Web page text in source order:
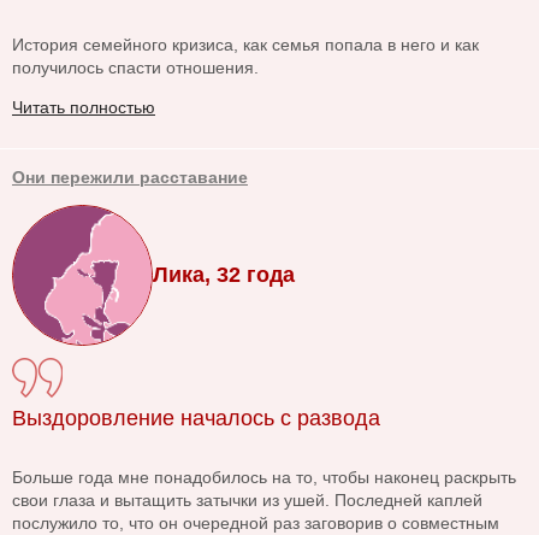
История семейного кризиса, как семья попала в него и как
получилось спасти отношения.
Читать полностью
Они пережили расставание
Лика, 32 года
Выздоровление началось с развода
Больше года мне понадобилось на то, чтобы наконец раскрыть
свои глаза и вытащить затычки из ушей. Последней каплей
послужило то, что он очередной раз заговорив о совместным